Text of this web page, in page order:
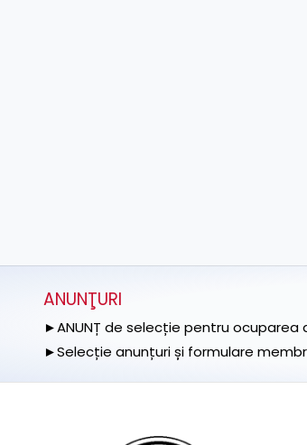
ANUNŢURI
►ANUNȚ de selecție pentru ocuparea
►Selecție anunțuri și formulare